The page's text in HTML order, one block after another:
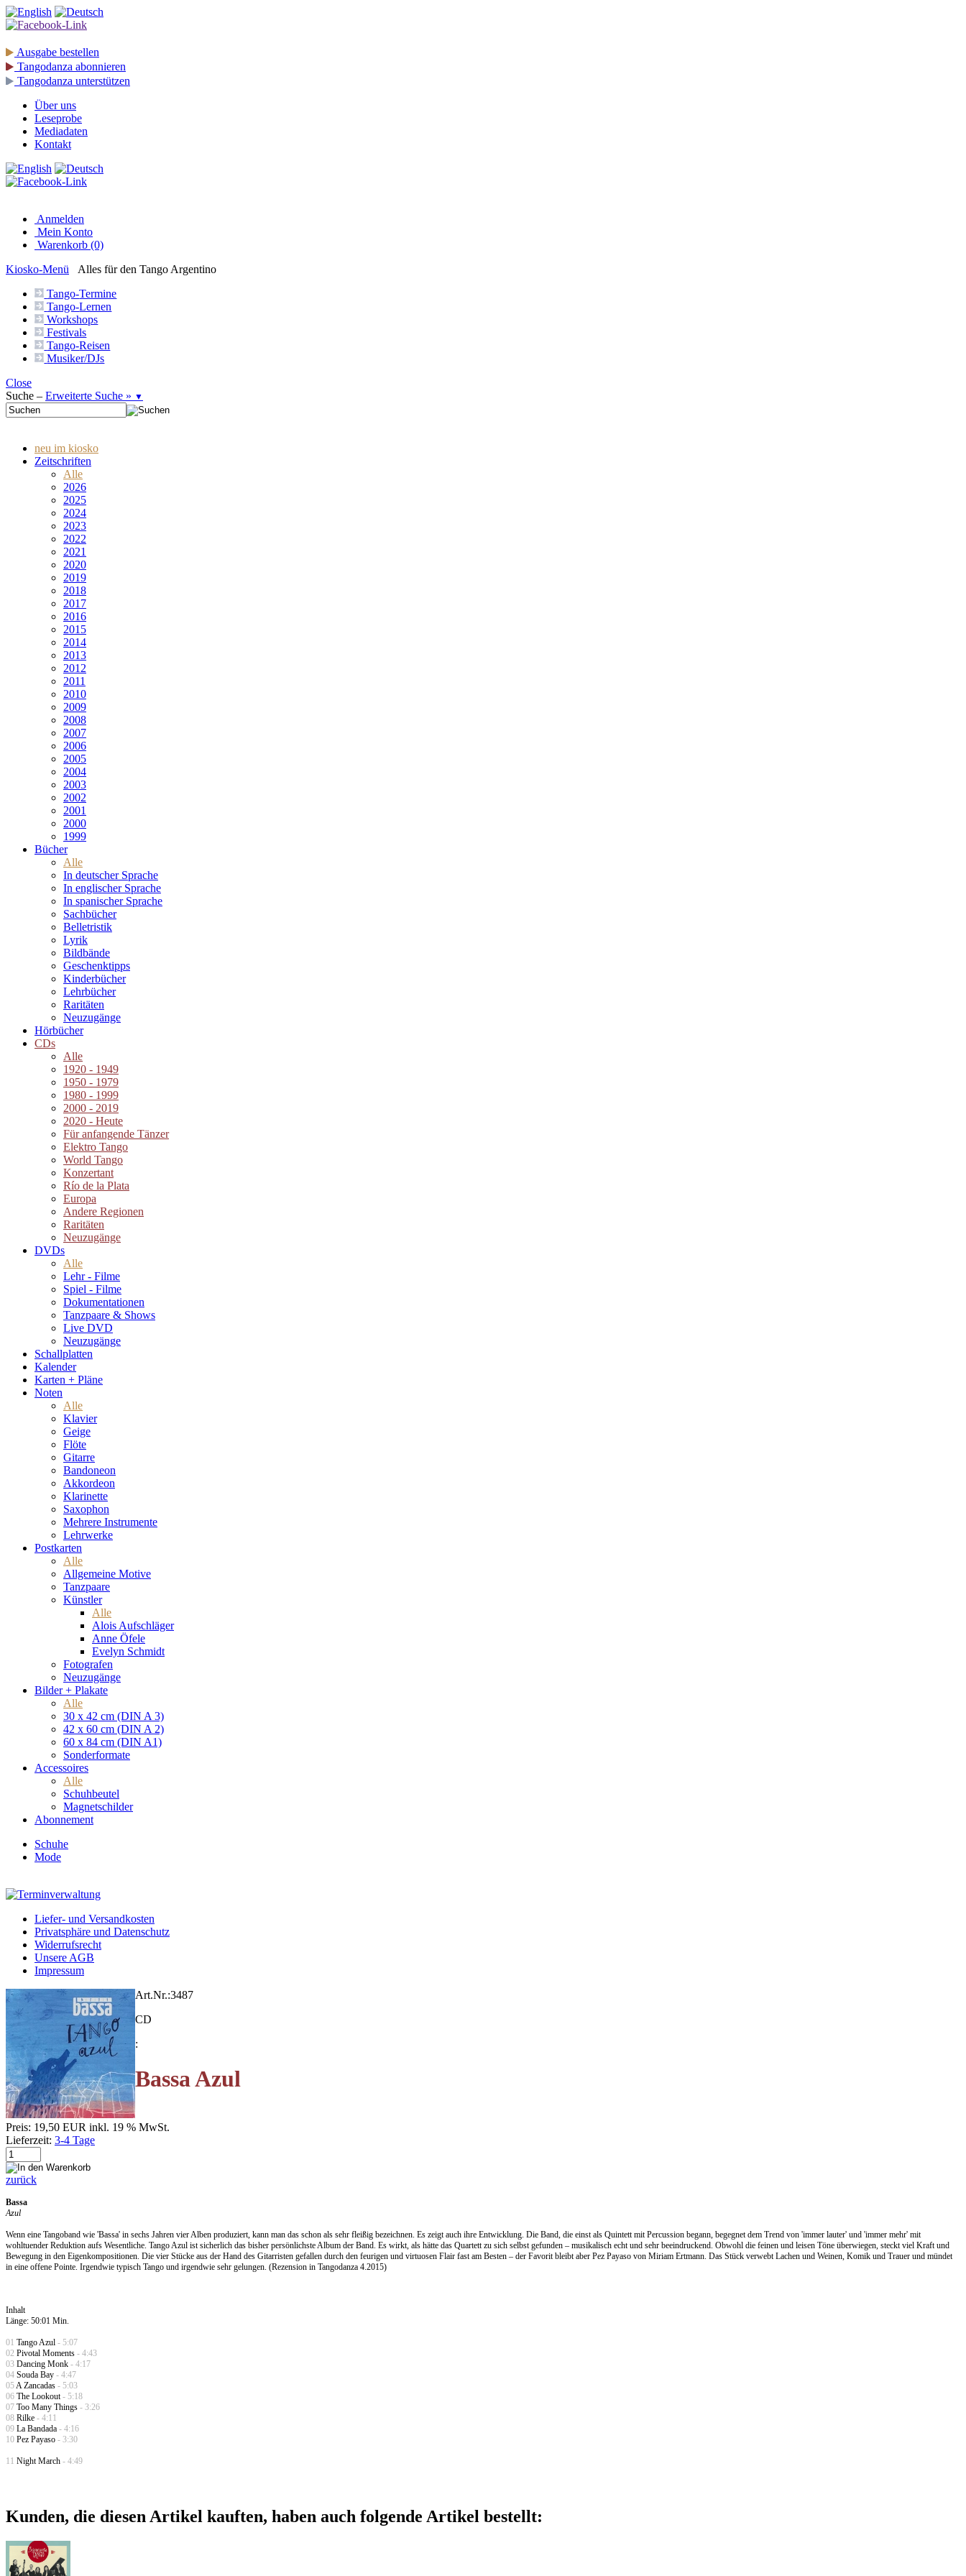
Ausgabe bestellen
Tangodanza abonnieren
Tangodanza unterstützen
Über uns
Leseprobe
Mediadaten
Kontakt
Anmelden
Mein Konto
Warenkorb (0)
Kiosko-Menü
Alles für den Tango Argentino
Tango-Termine
Tango-Lernen
Workshops
Festivals
Tango-Reisen
Musiker/DJs
Close
Suche – Erweiterte Suche » ▼
neu im kiosko
Zeitschriften
Alle
2026
2025
2024
2023
2022
2021
2020
2019
2018
2017
2016
2015
2014
2013
2012
2011
2010
2009
2008
2007
2006
2005
2004
2003
2002
2001
2000
1999
Bücher
Alle
In deutscher Sprache
In englischer Sprache
In spanischer Sprache
Sachbücher
Belletristik
Lyrik
Bildbände
Geschenktipps
Kinderbücher
Lehrbücher
Raritäten
Neuzugänge
Hörbücher
CDs
Alle
1920 - 1949
1950 - 1979
1980 - 1999
2000 - 2019
2020 - Heute
Für anfangende Tänzer
Elektro Tango
World Tango
Konzertant
Río de la Plata
Europa
Andere Regionen
Raritäten
Neuzugänge
DVDs
Alle
Lehr - Filme
Spiel - Filme
Dokumentationen
Tanzpaare & Shows
Live DVD
Neuzugänge
Schallplatten
Kalender
Karten + Pläne
Noten
Alle
Klavier
Geige
Flöte
Gitarre
Bandoneon
Akkordeon
Klarinette
Saxophon
Mehrere Instrumente
Lehrwerke
Postkarten
Alle
Allgemeine Motive
Tanzpaare
Künstler
Alle
Alois Aufschläger
Anne Öfele
Evelyn Schmidt
Fotografen
Neuzugänge
Bilder + Plakate
Alle
30 x 42 cm (DIN A 3)
42 x 60 cm (DIN A 2)
60 x 84 cm (DIN A1)
Sonderformate
Accessoires
Alle
Schuhbeutel
Magnetschilder
Abonnement
Schuhe
Mode
Liefer- und Versandkosten
Privatsphäre und Datenschutz
Widerrufsrecht
Unsere AGB
Impressum
Art.Nr.:3487
CD
:
Bassa Azul
Preis: 19,50 EUR inkl. 19 % MwSt.
Lieferzeit: 3-4 Tage
zurück
Bassa
Azul
Wenn eine Tangoband wie 'Bassa' in sechs Jahren vier Alben produziert, kann man das schon als sehr fleißig bezeichnen. Es zeigt auch ihre Entwicklung. Die Band, die einst als Quintett mit Percussion begann, begegnet dem Trend von 'immer lauter' und 'immer mehr' mit
wohltuender Reduktion aufs Wesentliche. Tango Azul ist sicherlich das bisher persönlichste Album der Band. Es wirkt, als hätte das Quartett zu sich selbst gefunden – musikalisch echt und sehr beeindruckend. Obwohl die feinen und leisen Töne überwiegen, steckt viel Kraft und
Bewegung in den Eigenkompositionen. Die vier Stücke aus der Hand des Gitarristen gefallen durch den feurigen und virtuosen Flair fast am Besten – der Favorit bleibt aber Pez Payaso von Miriam Ertmann. Das Stück verwebt Lachen und Weinen, Komik und Trauer und mündet
in eine offene Pointe. Irgendwie typisch Tango und irgendwie sehr gelungen. (Rezension in Tangodanza 4.2015)
Inhalt
Länge: 50:01 Min.
01 Tango Azul - 5:07
02 Pivotal Moments - 4:43
03 Dancing Monk - 4:17
04 Souda Bay - 4:47
05A Zancadas - 5:03
06 The Lookout- 5:18
07 Too Many Things - 3:26
08 Rilke - 4:11
09 La Bandada - 4:16
10 Pez Payaso - 3:30
11 Night March - 4:49
Kunden, die diesen Artikel kauften, haben auch folgende Artikel bestellt: